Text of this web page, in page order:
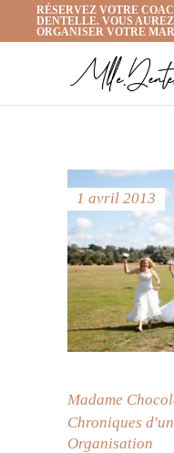
RÉSERVEZ VOTRE
DENTELLE. VOUS
ORGANISER VOTRE
1 avril 2013
Madame
Chroniques
Organisation